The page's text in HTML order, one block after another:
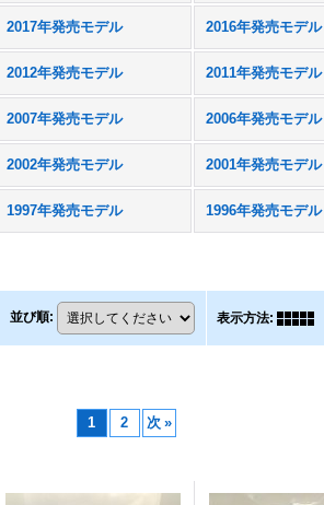
2017年発売モデル 2016年発売モデル
2012年発売モデル 2011年発売モデル
2007年発売モデル 2006年発売モデル
2002年発売モデル 2001年発売モデル
1997年発売モデル 1996年発売モデル
並び順: 表示方法:
1 2 次 »